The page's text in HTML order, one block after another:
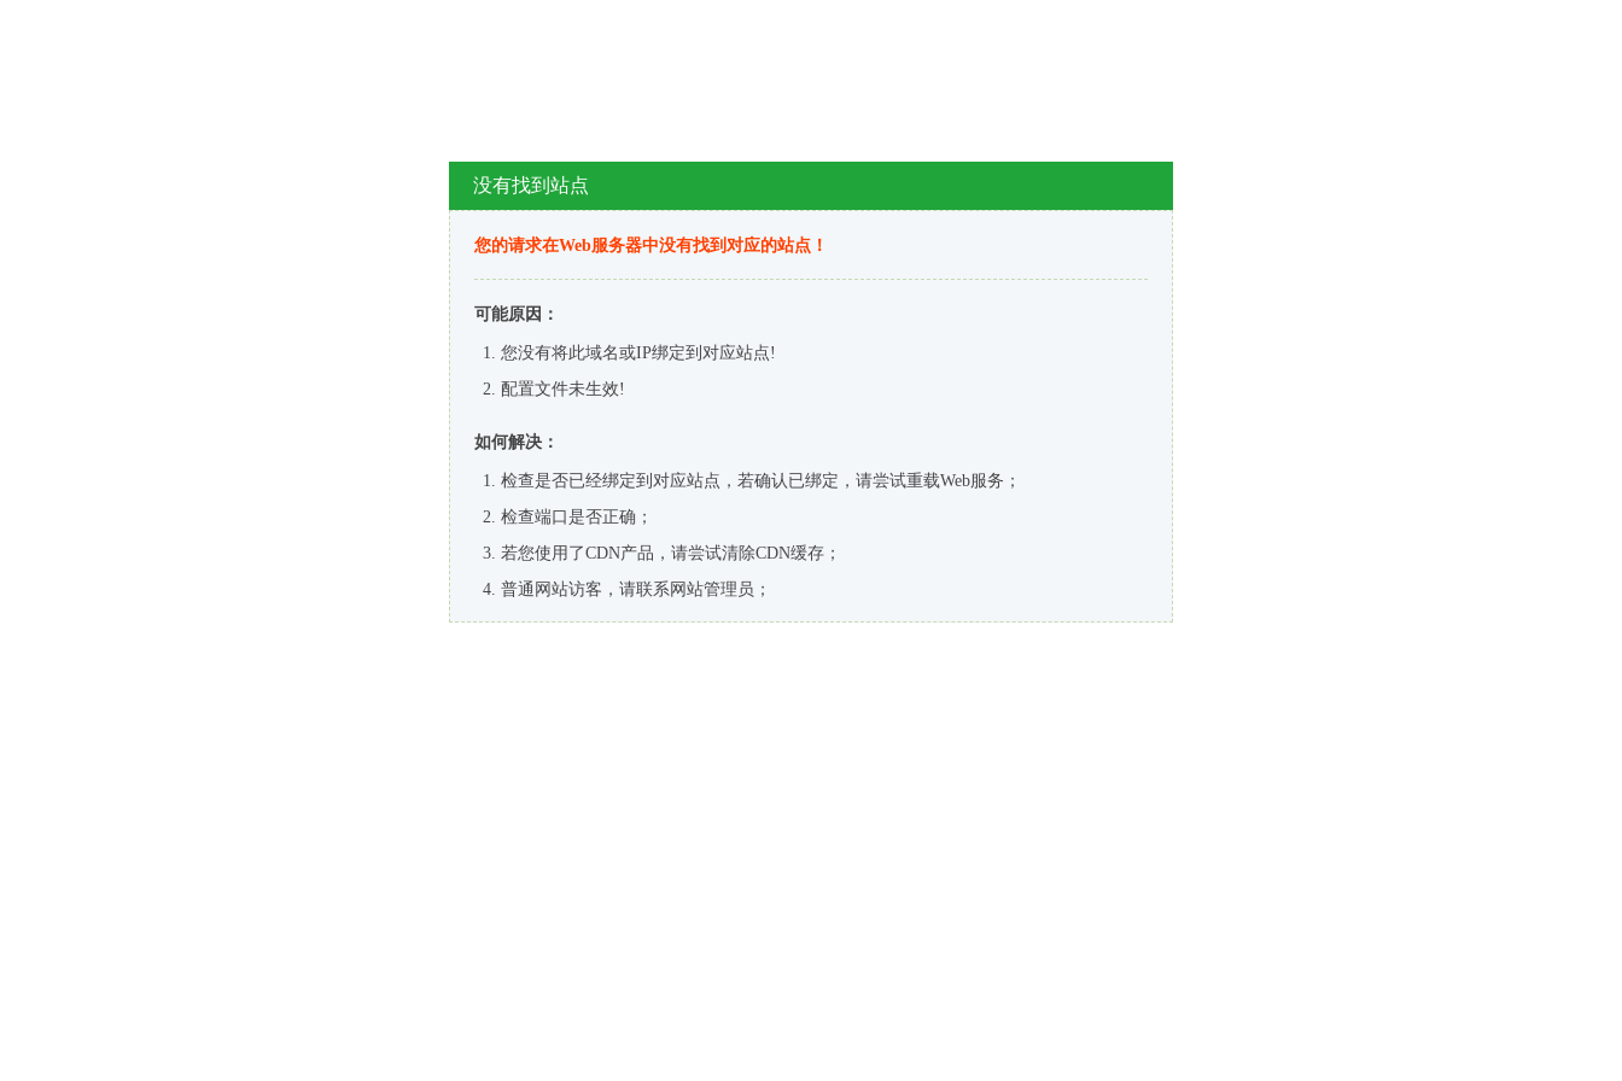
没有找到站点
您的请求在Web服务器中没有找到对应的站点！
可能原因：
您没有将此域名或IP绑定到对应站点!
配置文件未生效!
如何解决：
检查是否已经绑定到对应站点，若确认已绑定，请尝试重载Web服务；
检查端口是否正确；
若您使用了CDN产品，请尝试清除CDN缓存；
普通网站访客，请联系网站管理员；